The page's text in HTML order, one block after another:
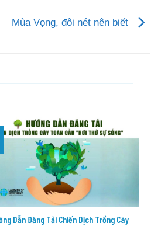
Mùa Vọng, đôi nét nên biết
Dẫn Đăng Tải Chiến Dịch Trồng Cây